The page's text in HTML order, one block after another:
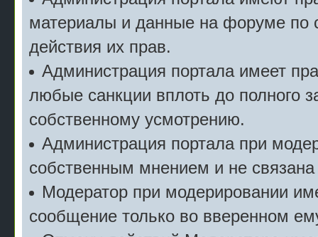
материалы и данные на форуме по
действия их прав.
Администрация портала имеет
любые санкции вплоть до полного
собственному усмотрению.
Администрация портала при
собственным мнением и не
Модератор при модерировании
сообщение только во вверенном